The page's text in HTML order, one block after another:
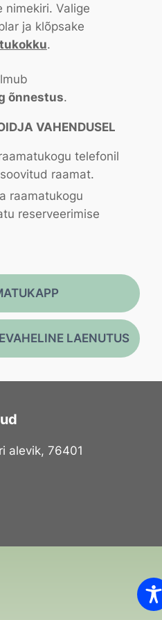
nimekiri. Valige
ja klõpsake
.
õnnestus.
VAHENDUSEL
telefonil
raamat.
raamatukogu
reserveerimise
LAENUTUS
alevik, 76401